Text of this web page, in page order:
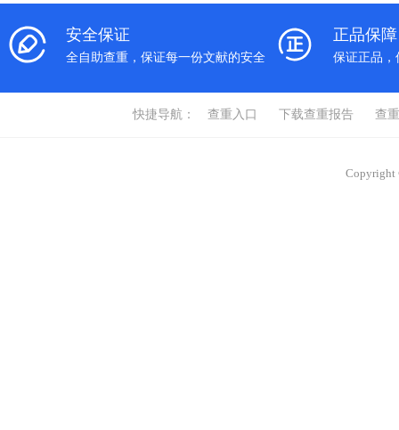
安全保证
全自助查重，保证每一份文献的安全
正品保障
保证正品，
快捷导航： 查重入口 下载查重报告 查
Copyright